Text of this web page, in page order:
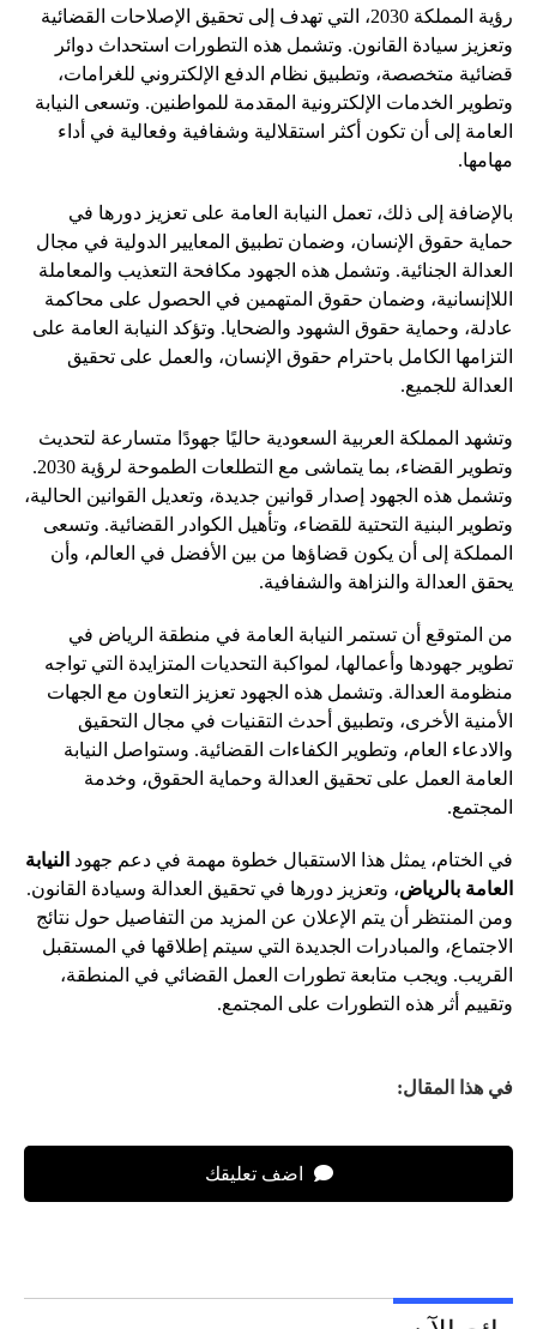
رؤية المملكة 2030، التي تهدف إلى تحقيق الإصلاحات القضائية
وتعزيز سيادة القانون. وتشمل هذه التطورات استحداث دوائر
قضائية متخصصة، وتطبيق نظام الدفع الإلكتروني للغرامات،
وتطوير الخدمات الإلكترونية المقدمة للمواطنين. وتسعى النيابة
العامة إلى أن تكون أكثر استقلالية وشفافية وفعالية في أداء
مهامها.
بالإضافة إلى ذلك، تعمل النيابة العامة على تعزيز دورها في
حماية حقوق الإنسان، وضمان تطبيق المعايير الدولية في مجال
العدالة الجنائية. وتشمل هذه الجهود مكافحة التعذيب والمعاملة
اللاإنسانية، وضمان حقوق المتهمين في الحصول على محاكمة
عادلة، وحماية حقوق الشهود والضحايا. وتؤكد النيابة العامة على
التزامها الكامل باحترام حقوق الإنسان، والعمل على تحقيق
العدالة للجميع.
وتشهد المملكة العربية السعودية حاليًا جهودًا متسارعة لتحديث
وتطوير القضاء، بما يتماشى مع التطلعات الطموحة لرؤية 2030.
وتشمل هذه الجهود إصدار قوانين جديدة، وتعديل القوانين الحالية،
وتطوير البنية التحتية للقضاء، وتأهيل الكوادر القضائية. وتسعى
المملكة إلى أن يكون قضاؤها من بين الأفضل في العالم، وأن
يحقق العدالة والنزاهة والشفافية.
من المتوقع أن تستمر النيابة العامة في منطقة الرياض في
تطوير جهودها وأعمالها، لمواكبة التحديات المتزايدة التي تواجه
منظومة العدالة. وتشمل هذه الجهود تعزيز التعاون مع الجهات
الأمنية الأخرى، وتطبيق أحدث التقنيات في مجال التحقيق
والادعاء العام، وتطوير الكفاءات القضائية. وستواصل النيابة
العامة العمل على تحقيق العدالة وحماية الحقوق، وخدمة
المجتمع.
في الختام، يمثل هذا الاستقبال خطوة مهمة في دعم جهود النيابة
العامة بالرياض، وتعزيز دورها في تحقيق العدالة وسيادة القانون.
ومن المنتظر أن يتم الإعلان عن المزيد من التفاصيل حول نتائج
الاجتماع، والمبادرات الجديدة التي سيتم إطلاقها في المستقبل
القريب. ويجب متابعة تطورات العمل القضائي في المنطقة،
وتقييم أثر هذه التطورات على المجتمع.
في هذا المقال:
اضف تعليقك